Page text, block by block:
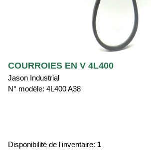
COURROIES EN V 4L400
Jason Industrial
N° modèle: 4L400 A38
Disponibilité de l'inventaire: 1